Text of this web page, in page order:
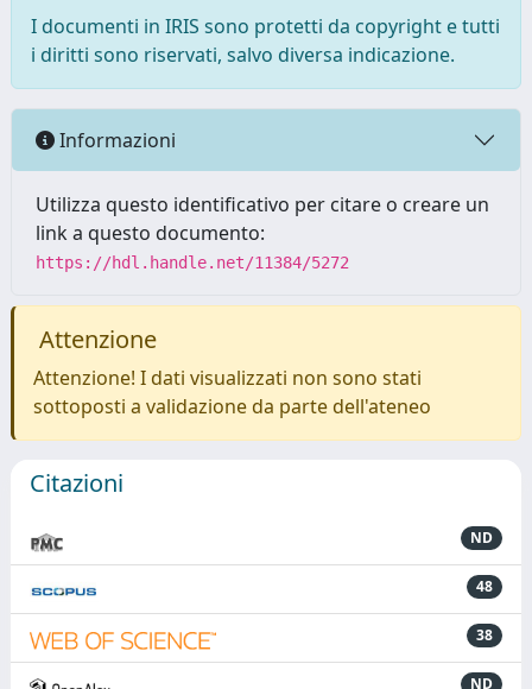
I documenti in IRIS sono protetti da copyright e tutti
i diritti sono riservati, salvo diversa indicazione.
Informazioni
Utilizza questo identificativo per citare o creare un
link a questo documento:
https://hdl.handle.net/11384/5272
Attenzione
Attenzione! I dati visualizzati non sono stati
sottoposti a validazione da parte dell'ateneo
Citazioni
ND
48
38
ND